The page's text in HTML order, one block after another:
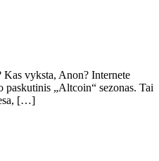
Kas vyksta, Anon? Internete
„Altcoin“ sezonas. Tai
[…]